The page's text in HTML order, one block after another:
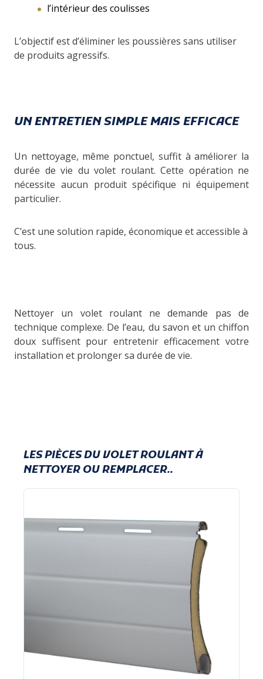
l’intérieur des coulisses
L’objectif est d’éliminer les poussières sans utiliser
de produits agressifs.
UN ENTRETIEN SIMPLE MAIS EFFICACE
Un nettoyage, même ponctuel, suffit à améliorer la
durée de vie du volet roulant. Cette opération ne
nécessite aucun produit spécifique ni équipement
particulier.
C’est une solution rapide, économique et accessible à
tous.
Nettoyer un volet roulant ne demande pas de
technique complexe. De l’eau, du savon et un chiffon
doux suffisent pour entretenir efficacement votre
installation et prolonger sa durée de vie.
LES PIÈCES DU VOLET ROULANT À
NETTOYER OU REMPLACER..